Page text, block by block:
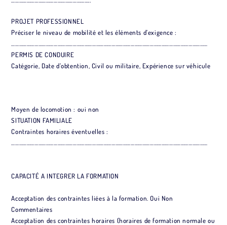
PROJET PROFESSIONNEL
Préciser le niveau de mobilité et les éléments d’exigence :
………………………………………………………………………………………………………………………………………
PERMIS DE CONDUIRE
Catégorie, Date d’obtention, Civil ou militaire, Expérience sur véhicule
Moyen de locomotion : oui non
SITUATION FAMILIALE
Contraintes horaires éventuelles :
………………………………………………………………………………………………………………………………………
CAPACITÉ A INTEGRER LA FORMATION
Acceptation des contraintes liées à la formation. Oui Non
Commentaires
Acceptation des contraintes horaires (horaires de formation normale ou